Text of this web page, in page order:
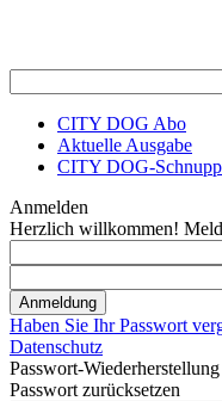
CITY DOG Abo
Aktuelle Ausgabe
CITY DOG-
Anmelden
Herzlich willkommen!
Haben Sie Ihr Passwort
Datenschutz
Passwort-Wiederherstellung
Passwort zurücksetzen